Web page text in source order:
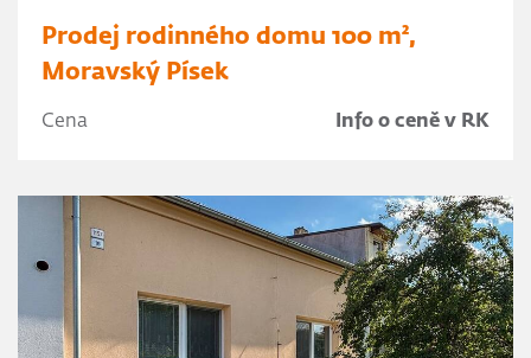
Prodej rodinného domu 100 m²,
Moravský Písek
Cena Info o ceně v RK